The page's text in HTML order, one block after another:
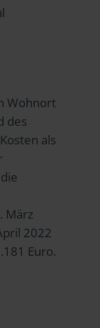
Wohnort
des
als
März
2022
Euro.